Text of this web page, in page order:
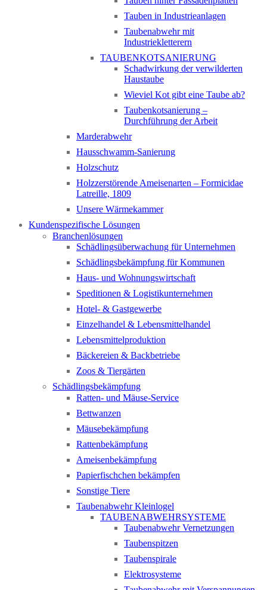
Tauben in Industrieanlagen
Taubenabwehr mit
Industriekletterern
TAUBENKOTSANIERUNG
Schadwirkung der verwilderten
Haustaube
Wieviel Kot gibt eine Taube ab?
Taubenkotsanierung –
Durchführung der Arbeit
Marderabwehr
Hausschwamm-Sanierung
Holzschutz
Holzzerstörende Ameisenarten – Formicidae
Latreille, 1809
Unsere Wärmekammer
Kundenspezifische Lösungen
Branchenlösungen
Schädlingsüberwachung für Unternehmen
Schädlingsbekämpfung für Kommunen
Haus- und Wohnungswirtschaft
Speditionen & Logistikunternehmen
Hotel- & Gastgewerbe
Einzelhandel & Lebensmittelhandel
Lebensmittelproduktion
Bäckereien & Backbetriebe
Zoos & Tiergärten
Schädlingsbekämpfung
Ratten- und Mäuse-Service
Bettwanzen
Mäusebekämpfung
Rattenbekämpfung
Ameisenbekämpfung
Papierfischchen bekämpfen
Sonstige Tiere
Taubenabwehr Kleinlogel
TAUBENABWEHRSYSTEME
Taubenabwehr Vernetzungen
Taubenspitzen
Taubenspirale
Elektrosysteme